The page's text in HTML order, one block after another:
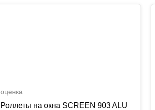
оценка
Роллеты на окна SCREEN 903 ALU